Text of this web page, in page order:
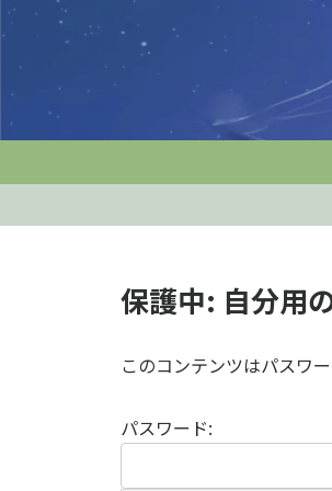
保護中: 自分用
このコンテンツはパスワ
パスワード: